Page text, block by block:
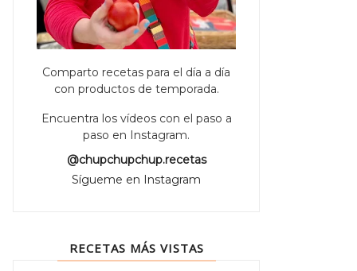
Comparto recetas para el día a día
con productos de temporada.
Encuentra los vídeos con el paso a
paso en Instagram.
@chupchupchup.recetas
Sígueme en Instagram
RECETAS MÁS VISTAS